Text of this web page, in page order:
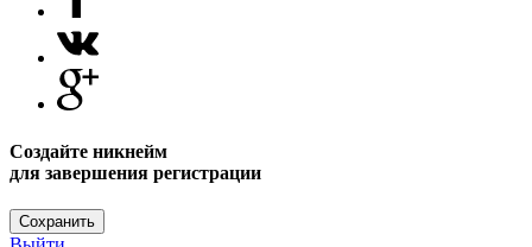
Создайте никнейм
для завершения регистрации
Сохранить